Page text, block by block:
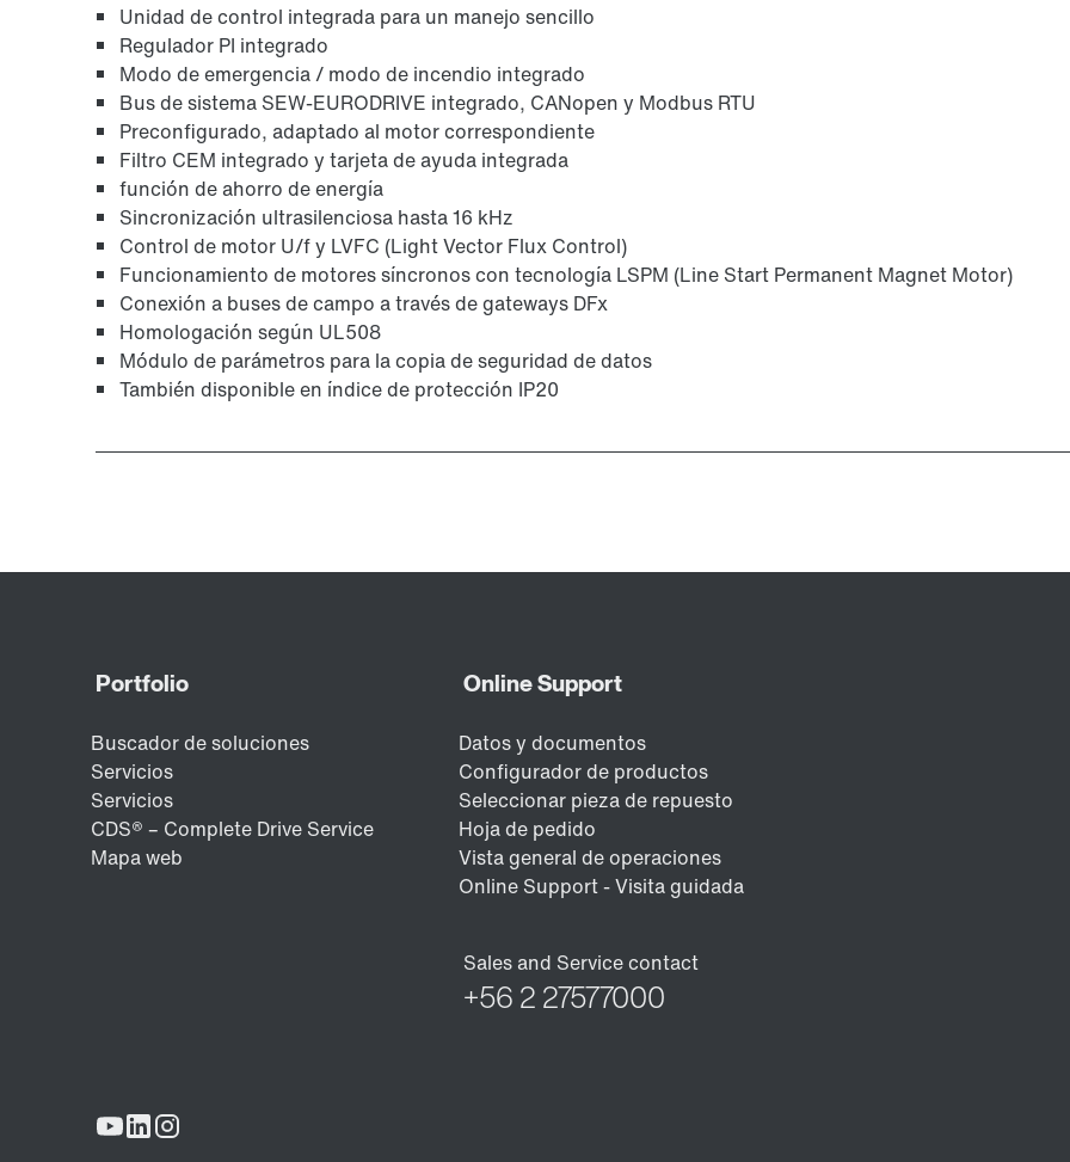
Unidad de control integrada para un manejo sencillo
Regulador PI integrado
Modo de emergencia / modo de incendio integrado
Bus de sistema SEW-EURODRIVE integrado, CANopen y Modbus RTU
Preconfigurado, adaptado al motor correspondiente
Filtro CEM integrado y tarjeta de ayuda integrada
función de ahorro de energía
Sincronización ultrasilenciosa hasta 16 kHz
Control de motor U/f y LVFC (Light Vector Flux Control)
Funcionamiento de motores síncronos con tecnología LSPM (Line Start Permanent Magnet Motor)
Conexión a buses de campo a través de gateways DFx
Homologación según UL508
Módulo de parámetros para la copia de seguridad de datos
También disponible en índice de protección IP20